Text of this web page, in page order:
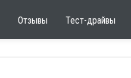
Отзывы Тест-драйвы